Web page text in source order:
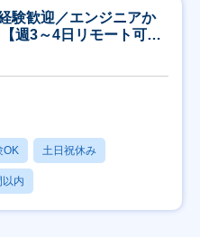
験歓迎／エンジニアか
週3～4日リモート可
OK 土日祝休み
以内